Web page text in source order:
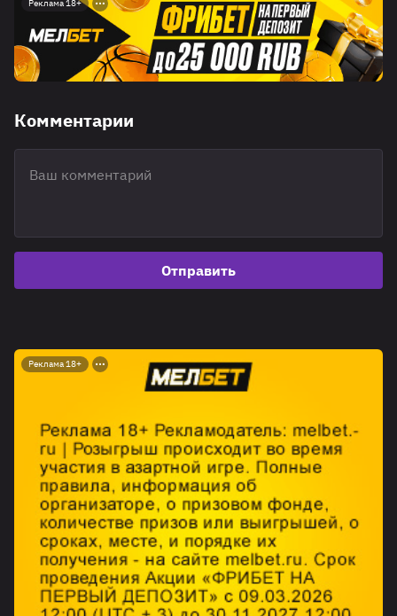
Реклама 18+
Комментарии
Отправить
Реклама 18+